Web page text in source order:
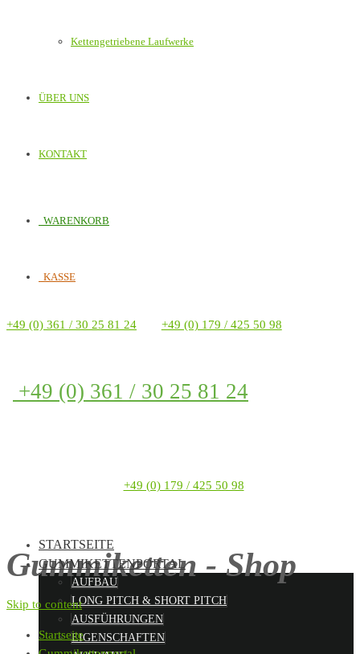
Kettengetriebene Laufwerke
ÜBER UNS
KONTAKT
WARENKORB
KASSE
+49 (0) 361 / 30 25 81 24 +49 (0) 179 / 425 50 98
+49 (0) 361 / 30 25 81 24
+49 (0) 179 / 425 50 98
Gummiketten - Shop
STARTSEITE
GUMMIKETTENPORTAL
AUFBAU
LONG PITCH & SHORT PITCH
AUSFÜHRUNGEN
EIGENSCHAFTEN
Skip to content
Startseite